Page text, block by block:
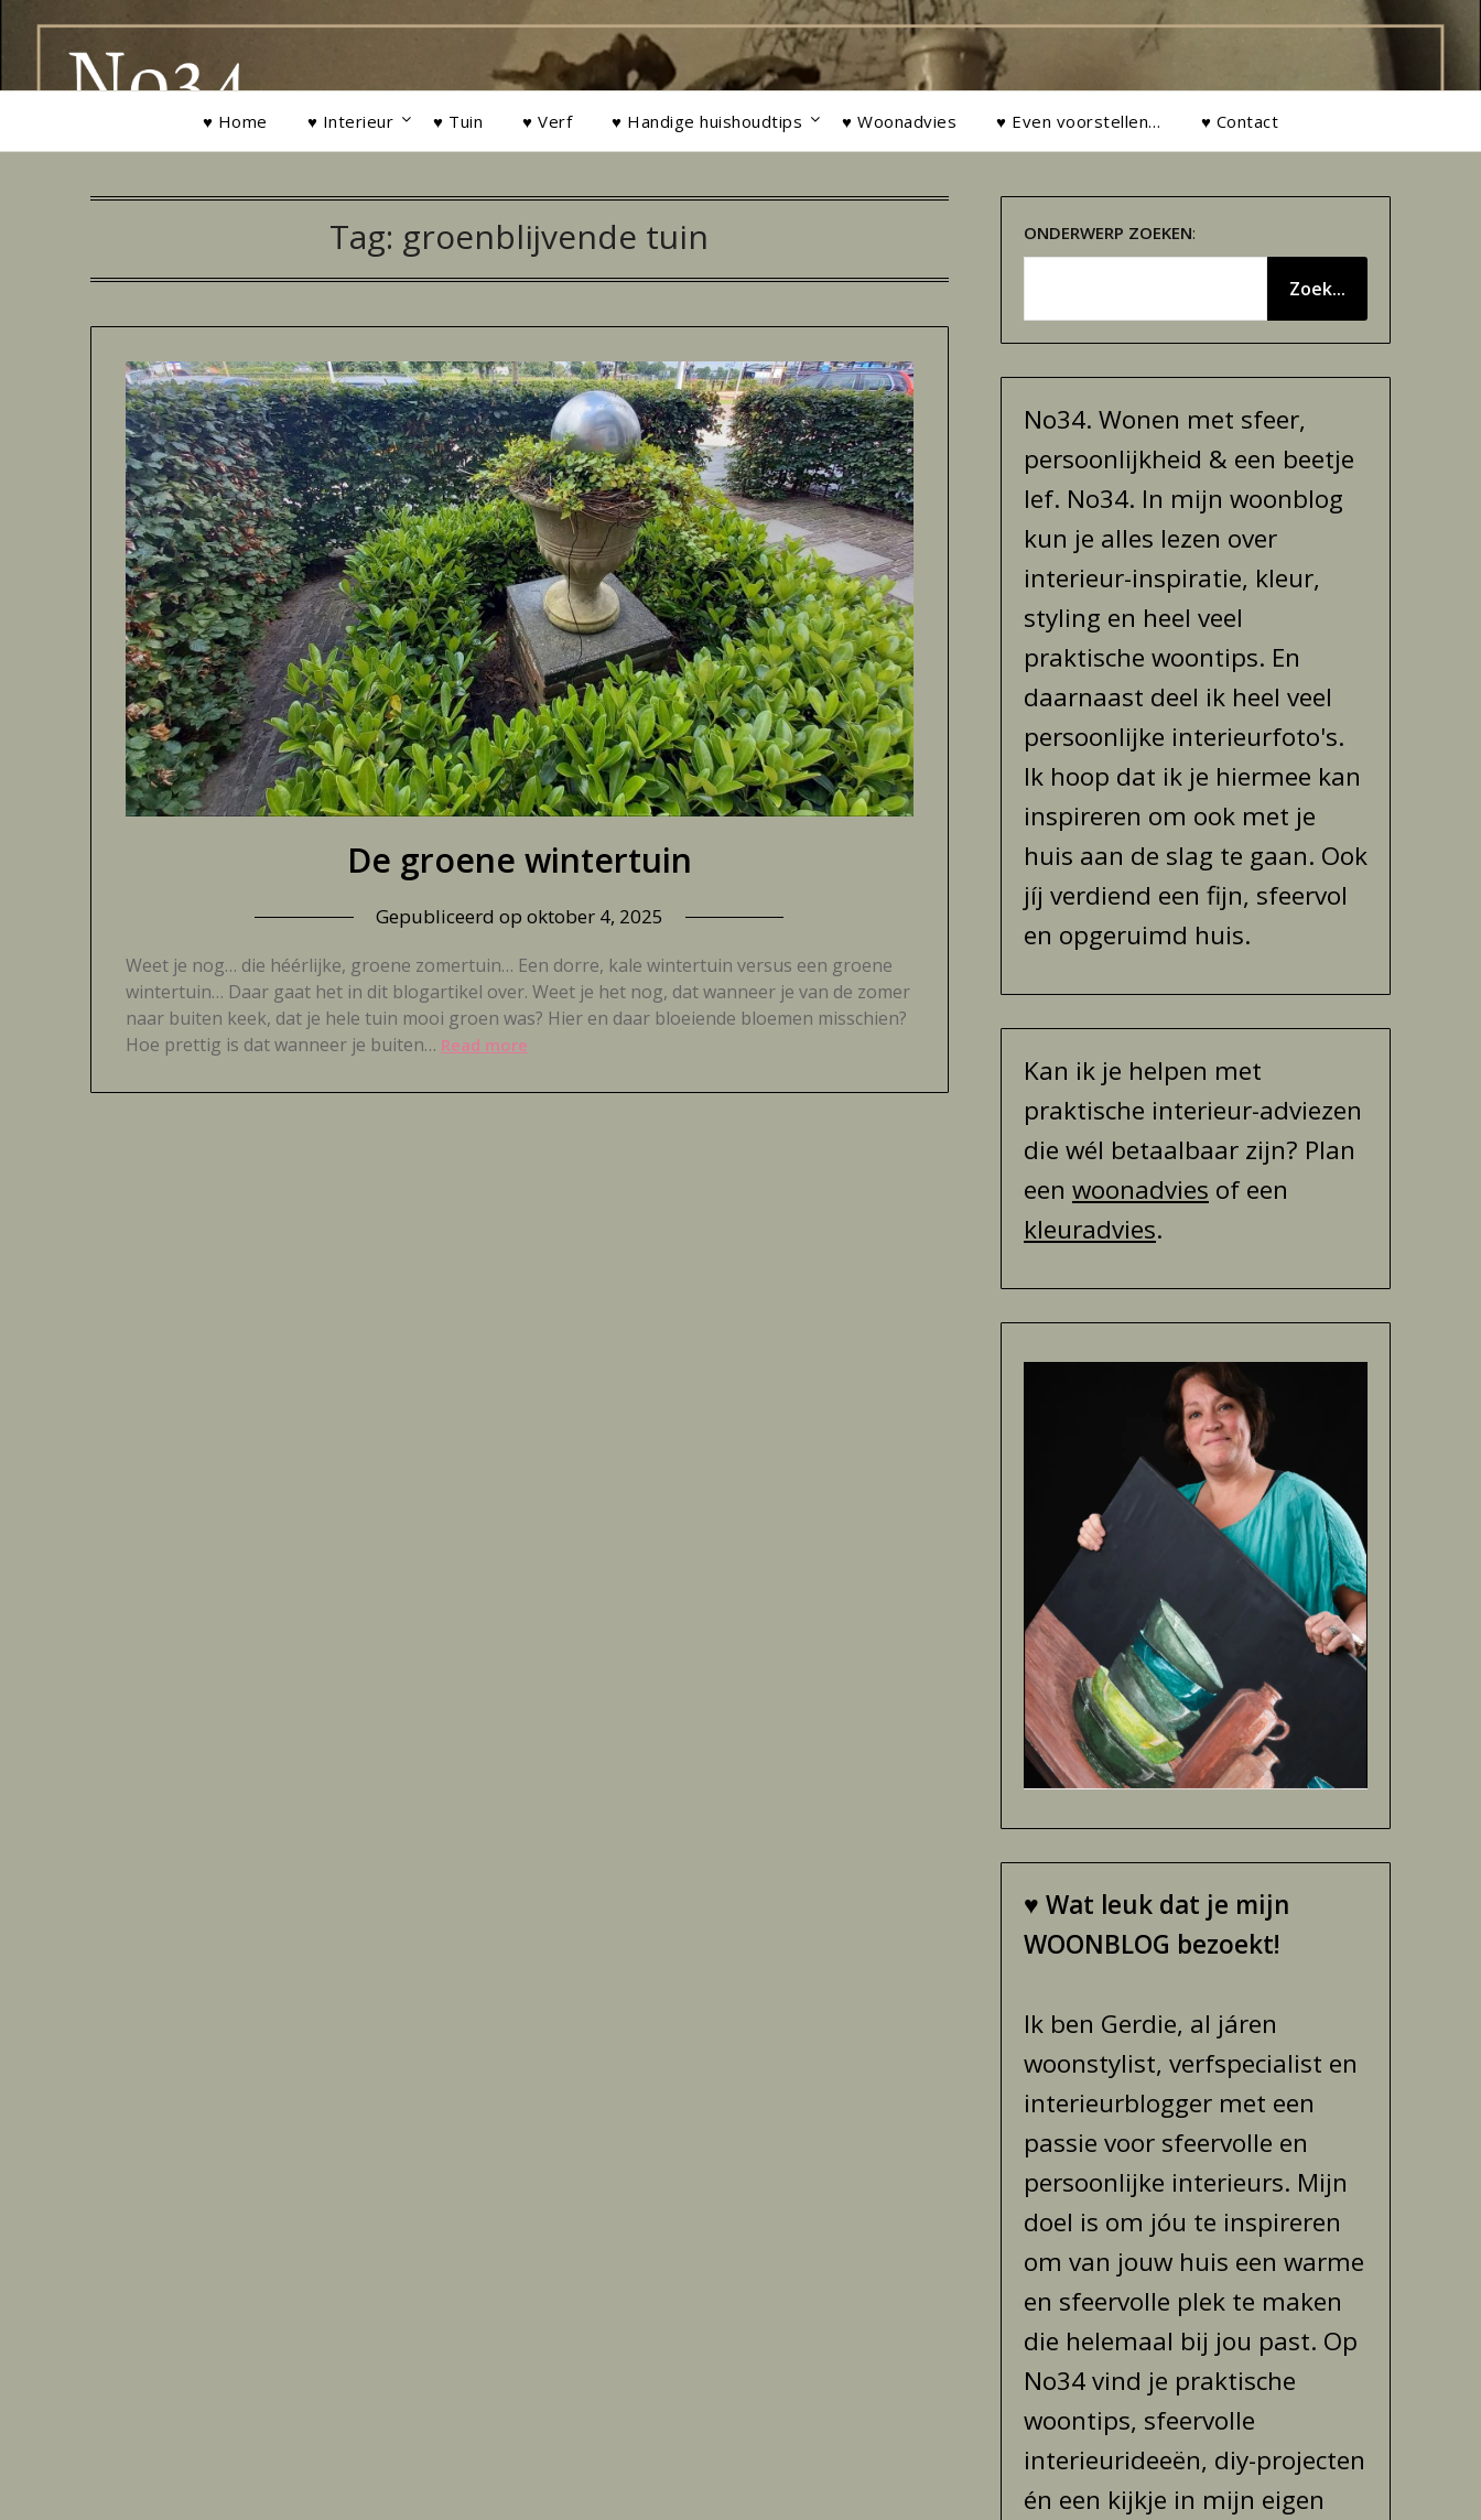
inhoud
♥ Home ♥ Interieur ♥ Tuin ♥ Verf ♥ Handige huishoudtips ♥ Woonadvies ♥ Even voorstellen… ♥ Contact
Tag: groenblijvende tuin
De groene wintertuin
Gepubliceerd op oktober 4, 2025
Weet je nog… die héérlijke, groene zomertuin… Een dorre, kale wintertuin versus een groene
wintertuin… Daar gaat het in dit blogartikel over. Weet je het nog, dat wanneer je van de zomer
naar buiten keek, dat je hele tuin mooi groen was? Hier en daar bloeiende bloemen misschien?
Hoe prettig is dat wanneer je buiten… Read more
ONDERWERP ZOEKEN:
Zoek...
No34. Wonen met sfeer,
persoonlijkheid & een beetje
lef. No34. In mijn woonblog
kun je alles lezen over
interieur-inspiratie, kleur,
styling en heel veel
praktische woontips. En
daarnaast deel ik heel veel
persoonlijke interieurfoto's.
Ik hoop dat ik je hiermee kan
inspireren om ook met je
huis aan de slag te gaan. Ook
jíj verdiend een fijn, sfeervol
en opgeruimd huis.
Kan ik je helpen met
praktische interieur-adviezen
die wél betaalbaar zijn? Plan
een woonadvies of een
kleuradvies.
♥ Wat leuk dat je mijn
WOONBLOG bezoekt!
Ik ben Gerdie, al járen
woonstylist, verfspecialist en
interieurblogger met een
passie voor sfeervolle en
persoonlijke interieurs. Mijn
doel is om jóu te inspireren
om van jouw huis een warme
en sfeervolle plek te maken
die helemaal bij jou past. Op
No34 vind je praktische
woontips, sfeervolle
interieurideeën, diy-projecten
én een kijkje in mijn eigen